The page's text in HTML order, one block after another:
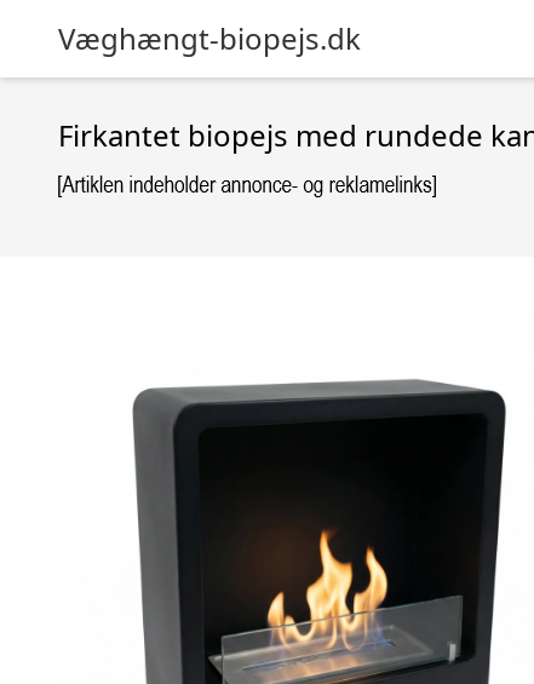
Væghængt-biopejs.dk
Firkantet biopejs med rundede